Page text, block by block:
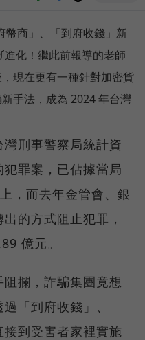
商」、「到府收錢」新
化！繼此前報導的老師
現在更有一種針對加密貨
手法，成為 2024 年台灣
刑事警察局統計資
罪案，已佔據當局
，而去年金管會、銀
的方式阻止犯罪，
億元。
攔，詐騙集團竟想
「到府收錢」、
接到受害者家裡實施